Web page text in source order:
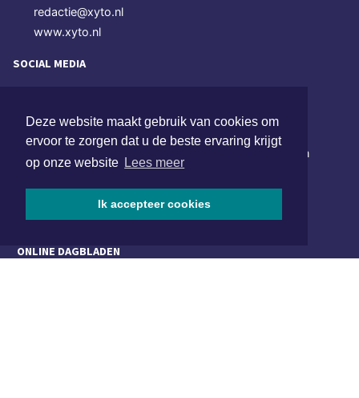
Deze website maakt gebruik van cookies om
ervoor te zorgen dat u de beste ervaring krijgt
op onze website Lees meer
Ik accepteer cookies
redactie@xyto.nl
www.xyto.nl
SOCIAL MEDIA
NIEUWSBRIEF AANMELDEN
Schrijf je in voor onze nieuwsbrief en krijg wekelijks een
samenvatting van alle gebeurtenissen uit jouw regio.
ONLINE DAGBLADEN